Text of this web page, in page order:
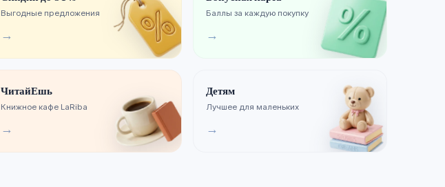
Выгодные предложения
→
Баллы за каждую покупку
→
ЧитайЕшь
Книжное кафе LaRiba
→
Детям
Лучшее для маленьких
→